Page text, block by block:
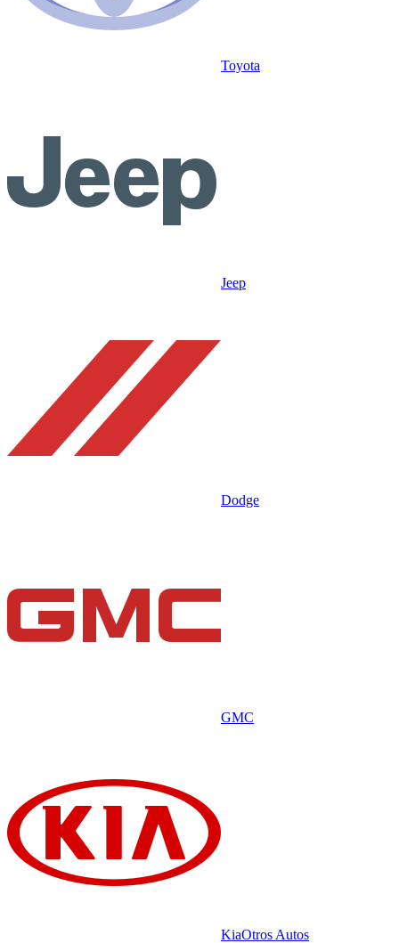
Toyota
Jeep
Dodge
GMC
KiaOtros Autos